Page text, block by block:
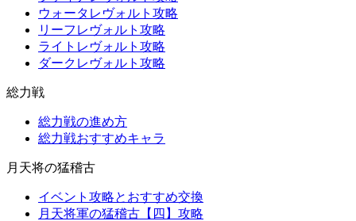
ウォータレヴォルト攻略
リーフレヴォルト攻略
ライトレヴォルト攻略
ダークレヴォルト攻略
総力戦
総力戦の進め方
総力戦おすすめキャラ
月天将の猛稽古
イベント攻略とおすすめ交換
月天将軍の猛稽古【四】攻略